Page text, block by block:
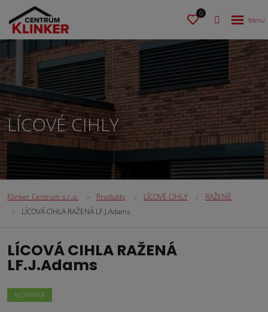
0
LÍCOVÉ CIHLY
Klinker Centrum s.r.o. Produkty LÍCOVÉ CIHLY
RAŽENÉ
LÍCOVÁ CIHLA RAŽENÁ LF.J.Adams
LÍCOVÁ CIHLA RAŽENÁ
LF.J.Adams
NOVINKA